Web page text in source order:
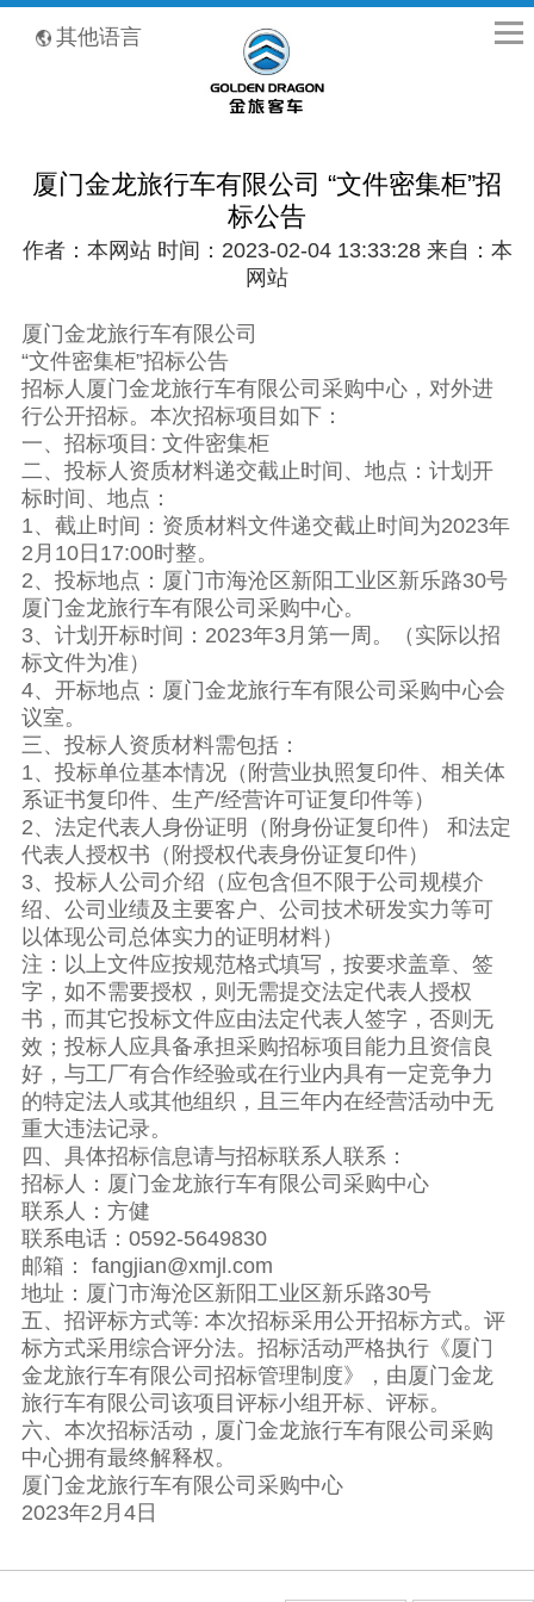
其他语言
厦门金龙旅行车有限公司 “文件密集柜”招
标公告
作者：本网站 时间：2023-02-04 13:33:28 来自：本
网站
厦门金龙旅行车有限公司
“文件密集柜”招标公告
招标人厦门金龙旅行车有限公司采购中心，对外进
行公开招标。本次招标项目如下：
一、招标项目: 文件密集柜
二、投标人资质材料递交截止时间、地点：计划开
标时间、地点：
1、截止时间：资质材料文件递交截止时间为2023年
2月10日17:00时整。
2、投标地点：厦门市海沧区新阳工业区新乐路30号
厦门金龙旅行车有限公司采购中心。
3、计划开标时间：2023年3月第一周。（实际以招
标文件为准）
4、开标地点：厦门金龙旅行车有限公司采购中心会
议室。
三、投标人资质材料需包括：
1、投标单位基本情况（附营业执照复印件、相关体
系证书复印件、生产/经营许可证复印件等）
2、法定代表人身份证明（附身份证复印件） 和法定
代表人授权书（附授权代表身份证复印件）
3、投标人公司介绍（应包含但不限于公司规模介
绍、公司业绩及主要客户、公司技术研发实力等可
以体现公司总体实力的证明材料）
注：以上文件应按规范格式填写，按要求盖章、签
字，如不需要授权，则无需提交法定代表人授权
书，而其它投标文件应由法定代表人签字，否则无
效；投标人应具备承担采购招标项目能力且资信良
好，与工厂有合作经验或在行业内具有一定竞争力
的特定法人或其他组织，且三年内在经营活动中无
重大违法记录。
四、具体招标信息请与招标联系人联系：
招标人：厦门金龙旅行车有限公司采购中心
联系人：方健
联系电话：0592-5649830
邮箱： fangjian@xmjl.com
地址：厦门市海沧区新阳工业区新乐路30号
五、招评标方式等: 本次招标采用公开招标方式。评
标方式采用综合评分法。招标活动严格执行《厦门
金龙旅行车有限公司招标管理制度》，由厦门金龙
旅行车有限公司该项目评标小组开标、评标。
六、本次招标活动，厦门金龙旅行车有限公司采购
中心拥有最终解释权。
厦门金龙旅行车有限公司采购中心
2023年2月4日